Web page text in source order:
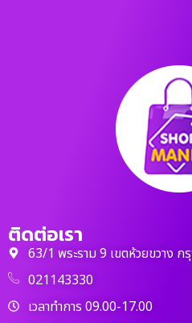
ติดต่อเรา
63/1 พระราม 9 เขตห้วยขวาง
021143330
เวลาทำการ 09.00-17.00